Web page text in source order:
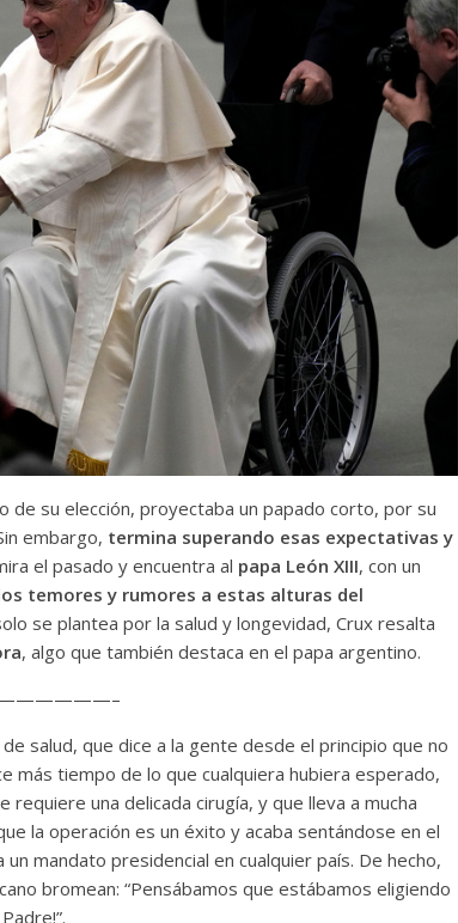
de su elección, proyectaba un papado corto, por su
embargo, termina superando esas expectativas y
el pasado y encuentra al papa León XIII, con un
temores y rumores a estas alturas del
se plantea por la salud y longevidad, Crux resalta
, algo que también destaca en el papa argentino.
salud, que dice a la gente desde el principio que no
más tiempo de lo que cualquiera hubiera esperado,
una delicada cirugía, y que lleva a mucha
la operación es un éxito y acaba sentándose en el
mandato presidencial en cualquier país. De hecho,
bromean: “Pensábamos que estábamos eligiendo